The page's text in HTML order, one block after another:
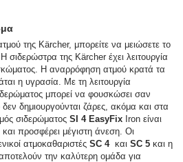
της Kärcher, μπορείτε να μειώσετε το
σιδερώστρα της Kärcher έχει λειτουργία
Η αναρρόφηση ατμού κρατά τα
η υγρασία. Με τη λειτουργία
μπορεί να φουσκώσει σαν
δημιουργούνται ζάρες, ακόμα και στα
σιδερώματος SI 4 EasyFix Iron είναι
προσφέρει μέγιστη άνεση. Οι
ατμοκαθαριστές SC 4και SC 5 και η
την καλύτερη ομάδα για